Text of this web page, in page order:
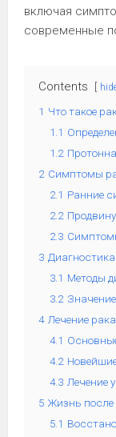
включая
современные
Contents
1 Что такое
1.1
1.2
2 Симптомы
2.1 Ранние
2.2
2.3
3
3.1 Методы
3.2
4 Лечение
4.1
4.2
4.3 Лечение
5 Жизнь после
5.1